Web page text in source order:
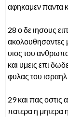
αφηκαμεν παντα
28 ο δε ιησους
ακολουθησαντες
υιος του
και υμεις επι
φυλας του ισραηλ
29 και πας οστις
πατερα η μητερα